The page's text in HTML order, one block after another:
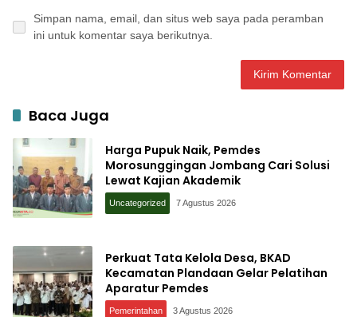
Simpan nama, email, dan situs web saya pada peramban
ini untuk komentar saya berikutnya.
Baca Juga
Harga Pupuk Naik, Pemdes
Morosunggingan Jombang Cari Solusi
Lewat Kajian Akademik
Uncategorized 7 Agustus 2026
Perkuat Tata Kelola Desa, BKAD
Kecamatan Plandaan Gelar Pelatihan
Aparatur Pemdes
Pemerintahan 3 Agustus 2026